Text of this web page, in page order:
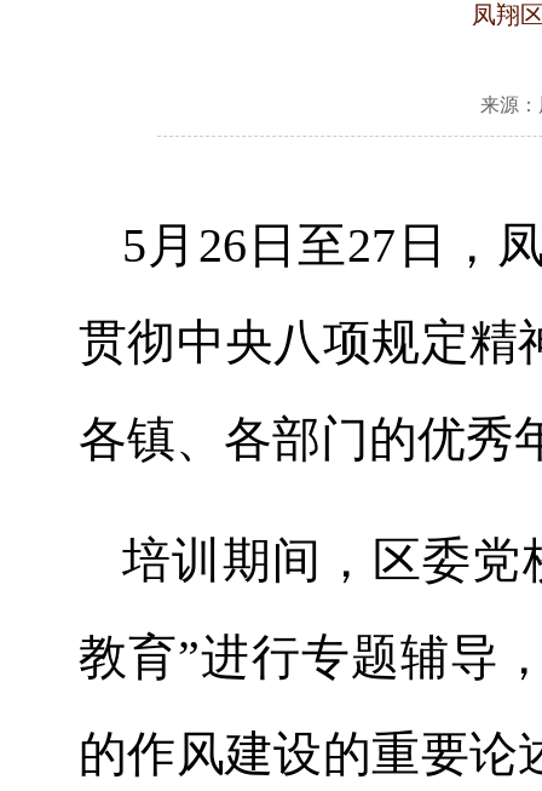
凤翔
来源
5月26日至27日，
贯彻中央八项规定精
各镇、各部门的优秀
培训期间，区委党
教育”进行专题辅导
的作风建设的重要论